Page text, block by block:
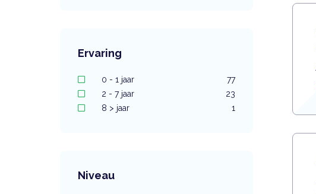
Ervaring
0 - 1 jaar
77
2 - 7 jaar
23
8 > jaar
1
Niveau